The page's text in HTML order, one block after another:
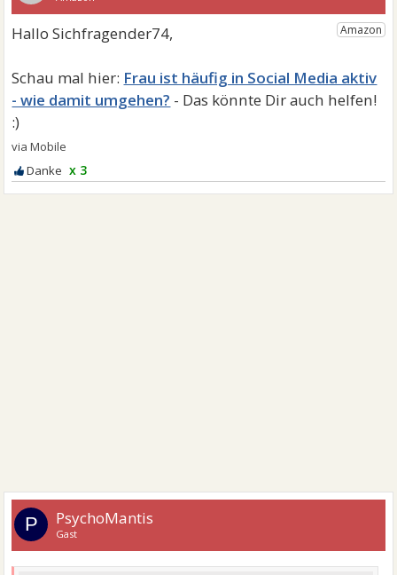
Frau ist häufig in Social Media aktiv
- wie damit umgehen?
x 3
P PsychoMantis
Gast